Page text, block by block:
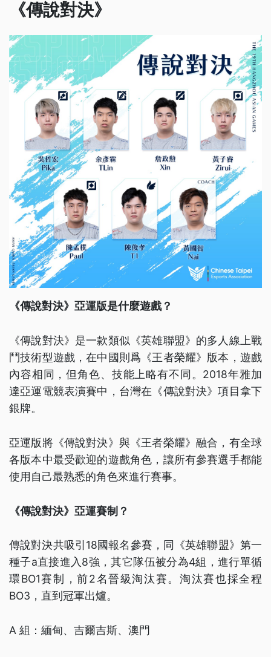
《傳說對決》
《傳說對決》亞運版是什麼遊戲？
《傳說對決》是一款類似《英雄聯盟》的多人線上戰
鬥技術型遊戲，在中國則爲《王者榮耀》版本，遊戲
內容相同，但角色、技能上略有不同。2018年雅加
達亞運電競表演賽中，台灣在《傳說對決》項目拿下
銀牌。
亞運版將《傳說對決》與《王者榮耀》融合，有全球
各版本中最受歡迎的遊戲角色，讓所有參賽選手都能
使用自己最熟悉的角色來進行賽事。
《傳說對決》亞運賽制？
傳說對決共吸引18國報名參賽，同《英雄聯盟》第一
種子a直接進入8強，其它隊伍被分為4組，進行單循
環BO1賽制，前2名晉級淘汰賽。淘汰賽也採全程
BO3，直到冠軍出爐。
A 組：緬甸、吉爾吉斯、澳門